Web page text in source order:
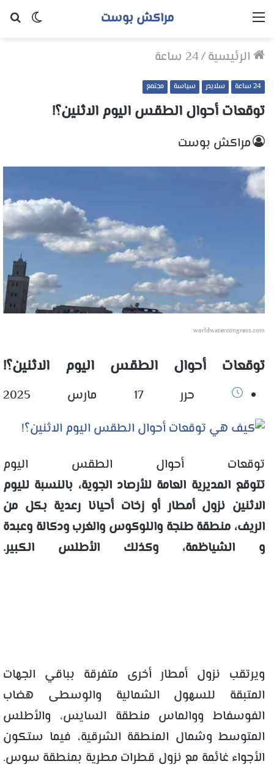
الوضع
مراكش بوست القائمة
الرئيسية/24 ساعة
24 ساعة سلايدر سياسة مجتمع
توقعات أحوال الطقس اليوم الاثنين؟!
مراكش بوست
worldwatercongress.com
توقعات أحوال الطقس اليوم الاثنين؟!
حرر 17 مارس 2025
توقعات أحوال الطقس اليوم
تتوقع المديرية العامة للأرصاد الجوية، بالنسبة لليوم
الاثنين نزول أمطار أو زخات أحيانا رعدية بكل من
الريف، منطقة طنجة واللوكوس والغرب ودكالة وعبدة
و الشياظمة، وكذلك الأطلس الكبير.
ويرتقب نزول أمطار أخرى متفرقة بباقي الجهات
المتبقة للسهول الشمالية والوسطى هضاب
الفوسفاط ووالماس منطقة السايس، والأطلس
المتوسط وشمال المنطقة الشرقية، فيما ستكون
الأجواء غائمة مع نزول قطرات مطرية بمنطقة سوس.